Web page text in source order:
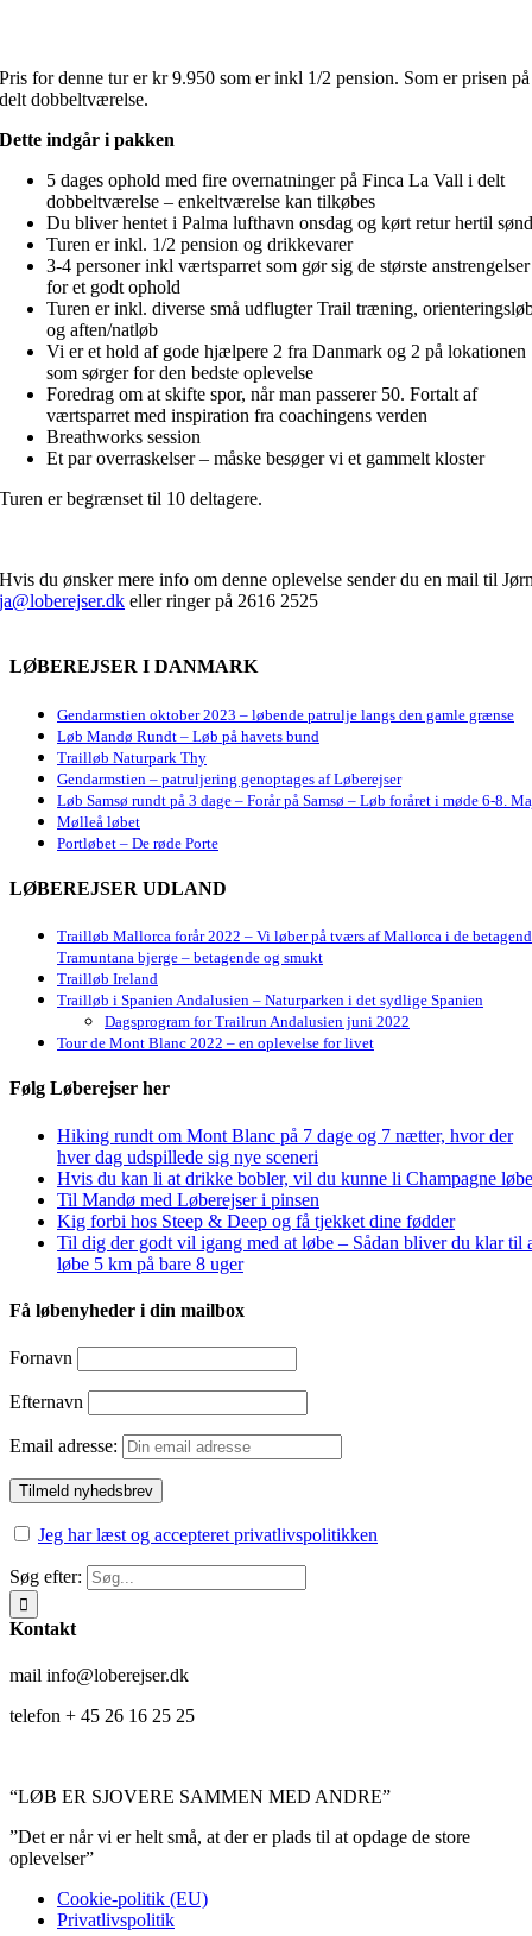
Pris for denne tur er kr 9.950 som er inkl 1/2 pension. Som er prisen på
delt dobbeltværelse.
Dette indgår i pakken
5 dages ophold med fire overnatninger på Finca La Vall i delt
dobbeltværelse – enkeltværelse kan tilkøbes
Du bliver hentet i Palma lufthavn onsdag og kørt retur hertil
Turen er inkl. 1/2 pension og drikkevarer
3-4 personer inkl værtsparret som gør sig de største anstrengelser
for et godt ophold
Turen er inkl. diverse små udflugter Trail træning,
og aften/natløb
Vi er et hold af gode hjælpere 2 fra Danmark og 2 på lokationen
som sørger for den bedste oplevelse
Foredrag om at skifte spor, når man passerer 50. Fortalt af
værtsparret med inspiration fra coachingens verden
Breathworks session
Et par overraskelser – måske besøger vi et gammelt kloster
Turen er begrænset til 10 deltagere.
Hvis du ønsker mere info om denne oplevelse sender du en mail til
ja@loberejser.dk eller ringer på 2616 2525
LØBEREJSER I DANMARK
Gendarmstien oktober 2023 – løbende patrulje langs den gamle grænse
Løb Mandø Rundt – Løb på havets bund
Trailløb Naturpark Thy
Gendarmstien – patruljering genoptages af Løberejser
Løb Samsø rundt på 3 dage – Forår på Samsø – Løb foråret i møde 6-8.
Mølleå løbet
Portløbet – De røde Porte
LØBEREJSER UDLAND
Trailløb Mallorca forår 2022 – Vi løber på tværs af Mallorca i de
Tramuntana bjerge – betagende og smukt
Trailløb Ireland
Trailløb i Spanien Andalusien – Naturparken i det sydlige Spanien
Dagsprogram for Trailrun Andalusien juni 2022
Tour de Mont Blanc 2022 – en oplevelse for livet
Følg Løberejser her
Hiking rundt om Mont Blanc på 7 dage og 7 nætter, hvor der
hver dag udspillede sig nye sceneri
Hvis du kan li at drikke bobler, vil du kunne li Champagne
Til Mandø med Løberejser i pinsen
Kig forbi hos Steep & Deep og få tjekket dine fødder
Til dig der godt vil igang med at løbe – Sådan bliver du klar til
løbe 5 km på bare 8 uger
Få løbenyheder i din mailbox
Fornavn
Efternavn
Email adresse:
Jeg har læst og accepteret privatlivspolitikken
Søg efter:
Kontakt
mail info@loberejser.dk
telefon + 45 26 16 25 25
“LØB ER SJOVERE SAMMEN MED ANDRE”
”Det er når vi er helt små, at der er plads til at opdage de store
oplevelser”
Cookie-politik (EU)
Privatlivspolitik